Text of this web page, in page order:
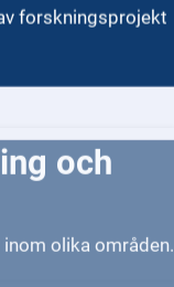
forskningsprojekt
olika områden.